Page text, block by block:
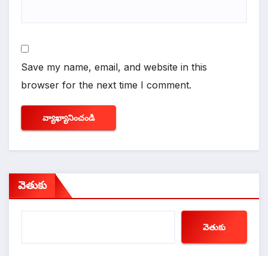
Save my name, email, and website in this
browser for the next time I comment.
వెతుకు
వెతుకు